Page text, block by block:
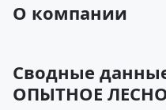
О компании
Сводные
ОПЫТНОЕ